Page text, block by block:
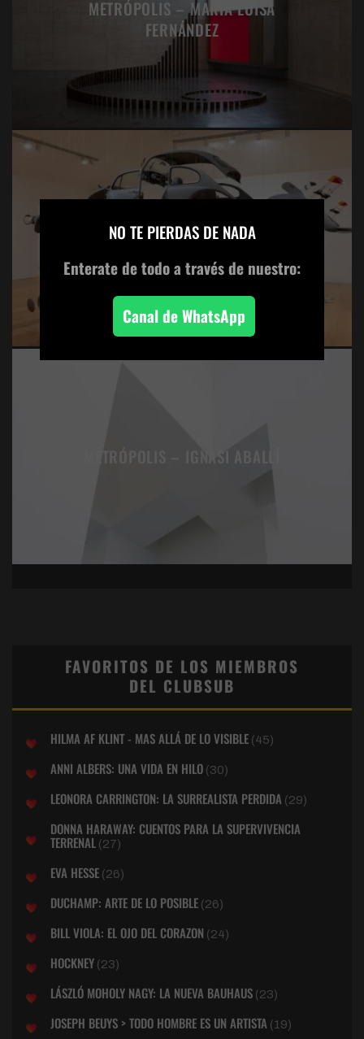
METRÓPOLIS – MARÍA LUISA
FERNÁNDEZ
ART:21 DAMIAN ORTEGA
FAVORITOS DE LOS MIEMBROS
DEL CLUBSUB
HILMA AF KLINT - MAS ALLÁ DE LO VISIBLE (45)
ANNI ALBERS: UNA VIDA EN HILO (30)
LEONORA CARRINGTON: LA SURREALISTA PERDIDA (29)
DONNA HARAWAY: CUENTOS PARA LA SUPERVIVENCIA
TERRENAL (27)
EVA HESSE (26)
DUCHAMP: ARTE DE LO POSIBLE (26)
BILL VIOLA: EL OJO DEL CORAZON (24)
HOCKNEY (23)
LÁSZLÓ MOHOLY NAGY: LA NUEVA BAUHAUS (23)
JOSEPH BEUYS > TODO HOMBRE ES UN ARTISTA (19)
NO TE PIERDAS DE NADA
Enterate de todoa través de nuestro:
Canal de WhatsApp